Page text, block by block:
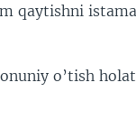
qaytishni
o’tish